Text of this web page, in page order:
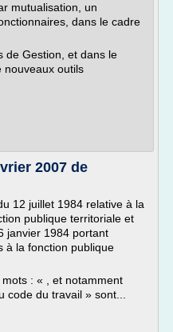
mutualisation, un
dans le cadre
de Gestion, et dans le
nouveaux outils
2007 de
12 juillet 1984 relative à la
publique territoriale et
janvier 1984 portant
à la fonction publique
: « , et notamment
du travail » sont...